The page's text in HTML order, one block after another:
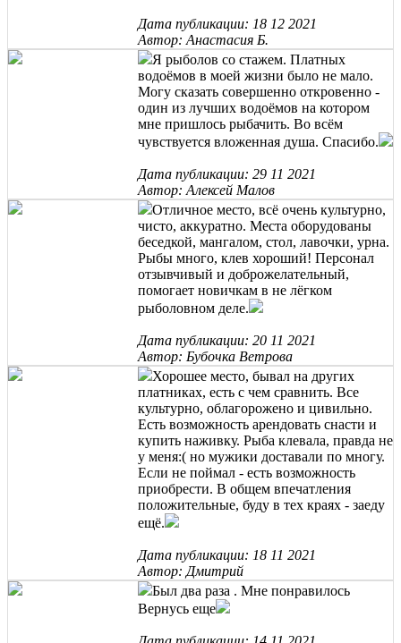
Дата публикации: 18 12 2021
Автор: Анастасия Б.
Я рыболов со стажем. Платных
водоёмов в моей жизни было не мало.
Могу сказать совершенно откровенно -
один из лучших водоёмов на котором
мне пришлось рыбачить. Во всём
чувствуется вложенная душа. Спасибо.
Дата публикации: 29 11 2021
Автор: Алексей Малов
Отличное место, всё очень культурно,
чисто, аккуратно. Места оборудованы
беседкой, мангалом, стол, лавочки, урна.
Рыбы много, клев хороший! Персонал
отзывчивый и доброжелательный,
помогает новичкам в не лёгком
рыболовном деле.
Дата публикации: 20 11 2021
Автор: Бубочка Ветрова
Хорошее место, бывал на других
платниках, есть с чем сравнить. Все
культурно, облагорожено и цивильно.
Есть возможность арендовать снасти и
купить наживку. Рыба клевала, правда не
у меня:( но мужики доставали по многу.
Если не поймал - есть возможность
приобрести. В общем впечатления
положительные, буду в тех краях - заеду
ещё.
Дата публикации: 18 11 2021
Автор: Дмитрий
Был два раза . Мне понравилось
Вернусь еще